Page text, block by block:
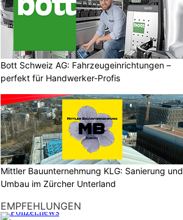
Bott Schweiz AG: Fahrzeugeinrichtungen –
perfekt für Handwerker-Profis
Mittler Bauunternehmung KLG: Sanierung und
Umbau im Zürcher Unterland
EMPFEHLUNGEN